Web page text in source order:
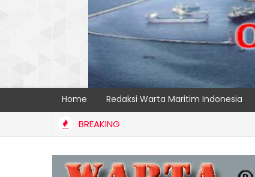
Home Redaksi Warta Maritim Indonesia
BREAKING